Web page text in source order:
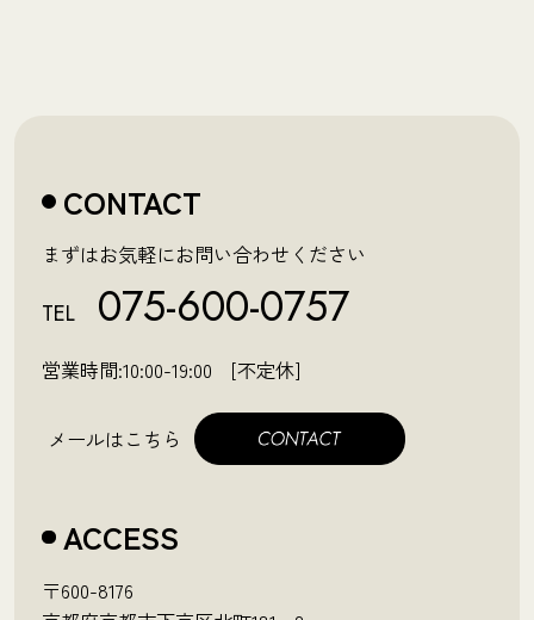
CONTACT
まずはお気軽にお問い合わせください
TEL 075-600-0757
営業時間:10:00-19:00 [不定休]
メールはこちら
ACCESS
〒600-8176